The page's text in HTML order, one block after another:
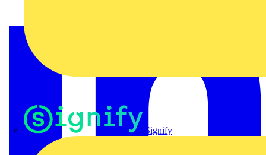
Signify